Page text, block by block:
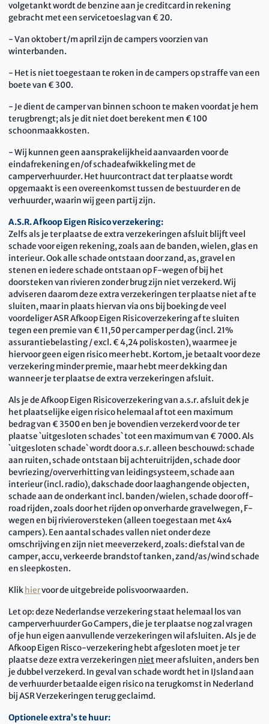
volgetankt wordt de benzine aan je creditcard in rekening
gebracht met een servicetoeslag van € 20.
- Van oktober t/m april zijn de campers voorzien van
winterbanden.
- Het is niet toegestaan te roken in de campers op straffe van een
boete van € 300.
- Je dient de camper van binnen schoon te maken voordat je hem
terugbrengt; als je dit niet doet berekent men € 100
schoonmaakkosten.
- Wij kunnen geen aansprakelijkheid aanvaarden voor de
eindafrekening en/of schadeafwikkeling met de
camperverhuurder. Het huurcontract dat ter plaatse wordt
opgemaakt is een overeenkomst tussen de bestuurder en de
verhuurder, waarin wij geen partij zijn.
A.S.R. Afkoop Eigen Risico verzekering:
Zelfs als je ter plaatse de extra verzekeringen afsluit blijft veel
schade voor eigen rekening, zoals aan de banden, wielen, glas en
interieur. Ook alle schade ontstaan door zand, as, gravel en
stenen en iedere schade ontstaan op F-wegen of bij het
doorsteken van rivieren zonder brug zijn niet verzekerd. Wij
adviseren daarom deze extra verzekeringen ter plaatse niet af te
sluiten, maar in plaats hiervan via ons bij boeking de veel
voordeliger ASR Afkoop Eigen Risicoverzekering af te sluiten
tegen een premie van € 11,50 per camper per dag (incl. 21%
assurantiebelasting / excl. € 4,24 poliskosten), waarmee je
hiervoor geen eigen risico meer hebt. Kortom, je betaalt voor deze
verzekering minder premie, maar hebt meer dekking dan
wanneer je ter plaatse de extra verzekeringen afsluit.
Als je de Afkoop Eigen Risicoverzekering van a.s.r. afsluit dek je
het plaatselijke eigen risico helemaal af tot een maximum
bedrag van € 3500 en ben je bovendien verzekerd voor de ter
plaatse `uitgesloten schades` tot een maximum van € 7000. Als
`uitgesloten schade` wordt door a.s.r. alleen beschouwd: schade
aan ruiten, schade ontstaan bij achteruitrijden, schade door
bevriezing/oververhitting van leidingsysteem, schade aan
interieur (incl. radio), dakschade door laaghangende objecten,
schade aan de onderkant incl. banden/wielen, schade door off-
road rijden, zoals door het rijden op onverharde gravelwegen, F-
wegen en bij rivieroversteken (alleen toegestaan met 4x4
campers). Een aantal schades vallen niet onder deze
omschrijving en zijn niet meeverzekerd, zoals: diefstal van de
camper, accu, verkeerde brandstof tanken, zand/as/wind schade
en sleepkosten.
Klikhiervoor de uitgebreide polisvoorwaarden.
Let op: deze Nederlandse verzekering staat helemaal los van
camperverhuurder Go Campers, die je ter plaatse nog zal vragen
of je hun eigen aanvullende verzekeringen wil afsluiten. Als je de
Afkoop Eigen Risco-verzekering hebt afgesloten moet je ter
plaatse deze extra verzekeringen nietmeer afsluiten, anders ben
je dubbel verzekerd. In geval van schade wordt het in IJsland aan
de verhuurder betaalde eigen risico na terugkomst in Nederland
bij ASR Verzekeringen terug geclaimd.
Optionele extra’s te huur: